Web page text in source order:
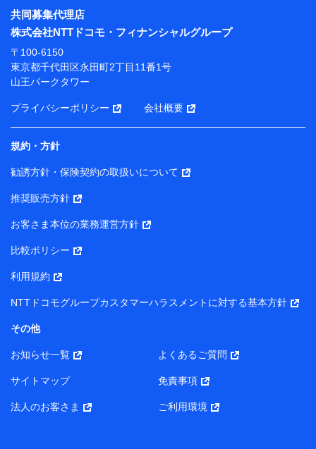
維持管理等の委託業務遂行のため、またそれらに付帯、
関連する当社または株式会社NTTドコモ・フィナンシャ
ルグループおよび提携会社のサービスを案内、提供する
ため
（各サービスで取得したサービス利用履歴、ウェブサイ
トの閲覧履歴、購買履歴、ご契約内容等のパーソナルデ
ータを分析して、お客さまの趣味・嗜好・傾向に応じた
サービス・商品等に関するご提案や広告の配信等を行う
ことがあります。）
各種セミナーの開催のため
コンサルティングサービスの実施のため
アンケートやキャンペーン等の実施のため
上記に係る案内・手続き・管理等付帯業務を行うため
所・代表者名】
り）
株式会社NTTドコモ・フィナンシャルグループ 代表取締役
社長 廣井 孝史
東京都中央区日本橋人形町2-14-10 アーバンネット日本橋
株式会社ドコモ・インシュアランス 代表取締役社長 吉
村 忠義
また当社は、オンライン面談による保険のご相談にあたっ
共同募集代理店
株式会社NTTドコモ・フィナンシャルグループ
〒100-6150
東京都千代田区永田町2丁目11番1号
山王パークタワー
プライバシーポリシー 会社概要
規約・方針
勧誘方針・保険契約の取扱いについて
推奨販売方針
お客さま本位の業務運営方針
比較ポリシー
利用規約
NTTドコモグループカスタマーハラスメントに対する基本方針
その他
お知らせ一覧 よくあるご質問
サイトマップ 免責事項
法人のお客さま ご利用環境